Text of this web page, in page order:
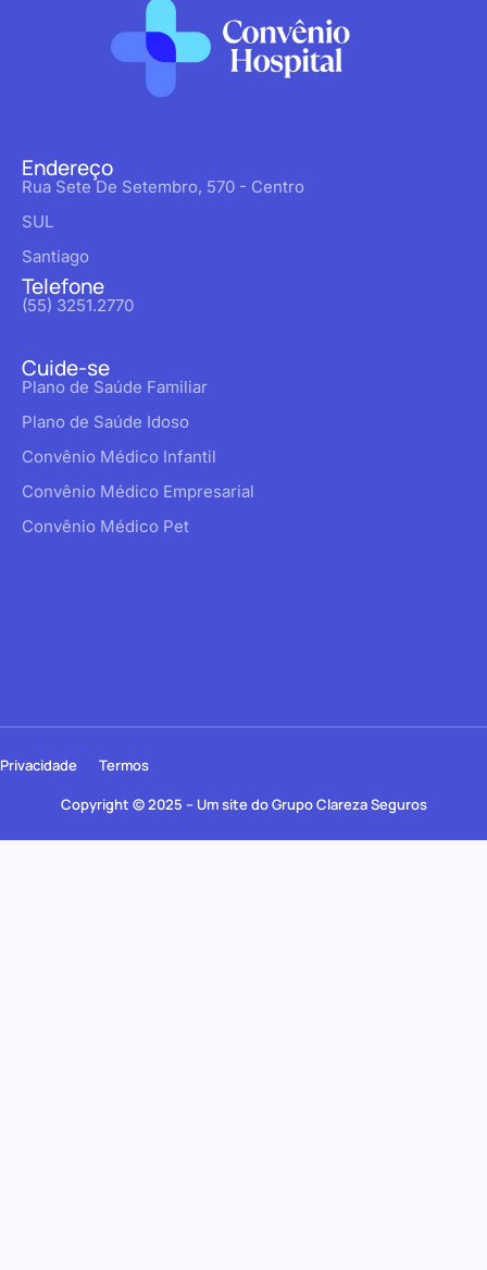
Endereço
Rua Sete De Setembro, 570 - Centro
SUL
Santiago
Telefone
(55) 3251.2770
Cuide-se
Plano de Saúde Familiar
Plano de Saúde Idoso
Convênio Médico Infantil
Convênio Médico Empresarial
Convênio Médico Pet
Copyright © 2025 – Um site do Grupo Clareza Seguros
Privacidade Termos